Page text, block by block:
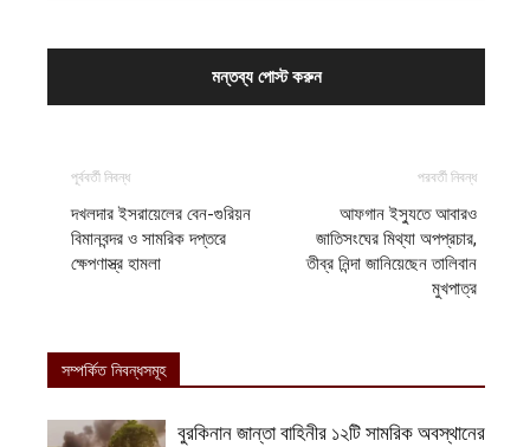
পূর্ববর্তী নিবন্ধ
দখলদার ইসরায়েলের বেন-গুরিয়ন
বিমানবন্দর ও সামরিক দপ্তরে
ক্ষেপণাস্ত্র হামলা
পরবর্তী নিবন্ধ
আফগান ইস্যুতে আবারও
জাতিসংঘের মিথ্যা অপপ্রচার,
তীব্র নিন্দা জানিয়েছেন তালিবান
মুখপাত্র
সম্পর্কিত নিবন্ধসমূহ
বুরকিনান জান্তা বাহিনীর ১২টি সামরিক অবস্থানের